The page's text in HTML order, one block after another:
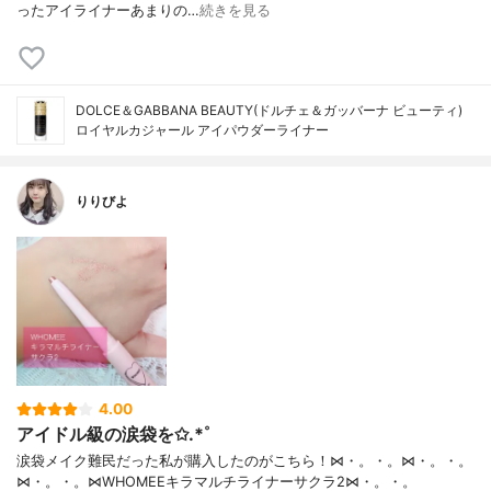
ったアイライナーあまりの…続きを見る
DOLCE＆GABBANA BEAUTY(ドルチェ＆ガッバーナ ビューティ)
ロイヤルカジャール アイパウダーライナー
りりびよ
4.00
アイドル級の涙袋を✩.*˚
涙袋メイク難民だった私が購入したのがこちら！⋈・。・。⋈・。・。
⋈・。・。⋈WHOMEEキラマルチライナーサクラ2⋈・。・。